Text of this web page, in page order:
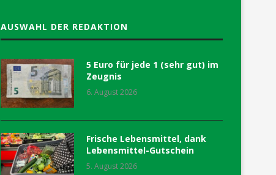
AUSWAHL DER REDAKTION
5 Euro für jede 1 (sehr gut) im
Zeugnis
6. August 2026
Frische Lebensmittel, dank
Lebensmittel-Gutschein
5. August 2026